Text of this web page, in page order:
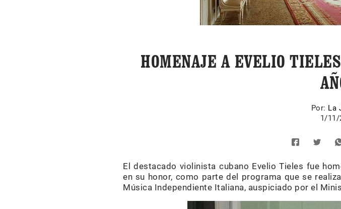
HOMENAJE A EVELIO
Por: La
1/11/
El destacado violinista cubano Evelio Tieles fue
en su honor, como parte del programa que se
Música Independiente Italiana, auspiciado por el